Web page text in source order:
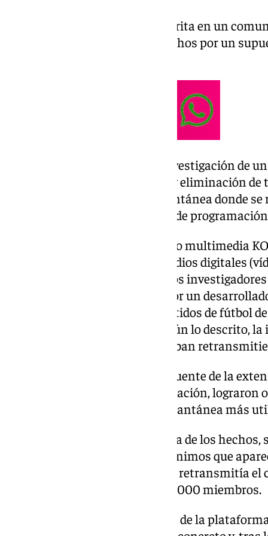
Según ha informado la Benemérita en un
e investigado al autor de los hechos por un
La operación terminó con la investigación de
de 42.547.104 euros; el bloqueo y eliminación
aplicación de mensajería instantánea donde
como la eliminación del código de
A través del reproductor o centro multimedia
reproducir diversos tipos de medios digitales
diferido, línea o en streaming, los
extensiones o ‘add on’ creada por un
permitía el visionado de los partidos de fútbol
española de forma gratuita Según lo descrito,
averiguar el lugar donde se estaban
Siguiendo los pasos del código fuente de la
diferentes búsquedas de información, lograron
plataformas de mensajería instantánea más
Para poder determinar la autoría de los
foco en los ‘nickname’ o pseudónimos que
dentro de la extensión donde se retransmitía
de manera gratuita a más de 78.000 miembros.
Tras la descarga de la extensión de la